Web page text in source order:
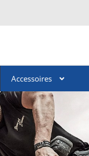
Accessoires